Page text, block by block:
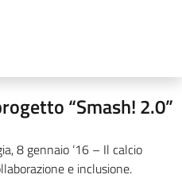
“Smash! 2.0”
8 gennaio ‘16 – Il calcio
e inclusione.